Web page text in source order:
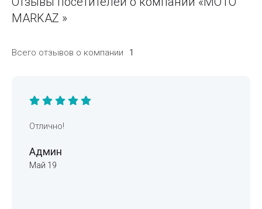
MARKAZ »
Всего отзывов о компании 1
Отлично!
Админ
Май 19